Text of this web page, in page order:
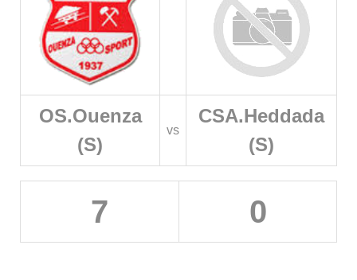
OS.Ouenza
(S)
vs
CSA.Heddada
(S)
7 0